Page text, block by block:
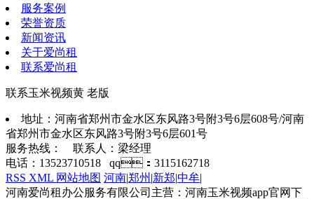
服务案例
荣誉资质
新闻资讯
关于爱尚租
联系爱尚租
联系玉米视频黄 老版
地址：河南省郑州市金水区东风路3号附3号6层608号/河南
省郑州市金水区东风路3号附3号6层601号
服务热线： 联系人：梁经理
电话：13523710518 qq：3115162718
RSS XML 网站地图 河南|郑州 |新郑|中牟|
河南爱尚租办公服务有限公司主营：河南玉米视频app官网下